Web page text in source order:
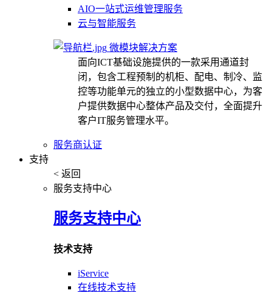
AIO一站式运维管理服务
云与智能服务
微模块解决方案
面向ICT基础设施提供的一款采用通道封
闭，包含工程预制的机柜、配电、制冷、监
控等功能单元的独立的小型数据中心，为客
户提供数据中心整体产品及交付，全面提升
客户IT服务管理水平。
服务商认证
支持
< 返回
服务支持中心
服务支持中心
技术支持
iService
在线技术支持